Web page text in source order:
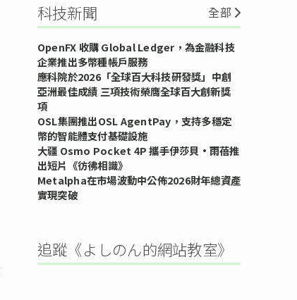
科技新聞 全部
OpenFX 收購 Global Ledger，為金融科技
企業推出多幣種帳戶服務
應科院於2026「全球百大科技研發獎」中創
亞洲最佳成績 三項技術榮膺全球百大創新獎
項
OSL集團推出OSL AgentPay，支持多穩定
幣的智能體支付基礎設施
大疆 Osmo Pocket 4P 攜手伊莎貝•雨蓓推
出短片《彷彿相識》
Metalpha在市場波動中公佈2026財年總資產
實現突破
追蹤《よしのん的網站教室》